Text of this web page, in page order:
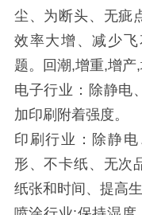
尘、为断头、无疵
效率大增、减少
题。回潮,增重,增产,
电子行业：除静电
加印刷附着强度。
印刷行业：除静
形、不卡纸、无次
纸张和时间、提高